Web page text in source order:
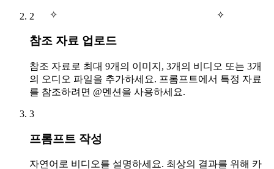
✧ ✧
2
참조 자료 업로드
참조 자료로 최대 9개의 이미지, 3개의 비디오 또는 3개
의 오디오 파일을 추가하세요. 프롬프트에서 특정 자료
를 참조하려면 @멘션을 사용하세요.
3
프롬프트 작성
자연어로 비디오를 설명하세요. 최상의 결과를 위해 카